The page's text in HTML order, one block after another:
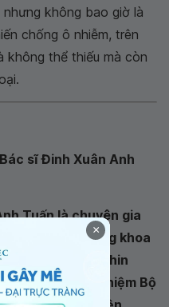
không bao giờ là
chống ô nhiễm, trên
không thể thiếu mà còn
sĩ Đinh Xuân Anh
Tuấn là chuyên gia
Âu; là Trưởng khoa
Bệnh viện Cochin
thứ nhất, Chủ nhiệm Bộ
×